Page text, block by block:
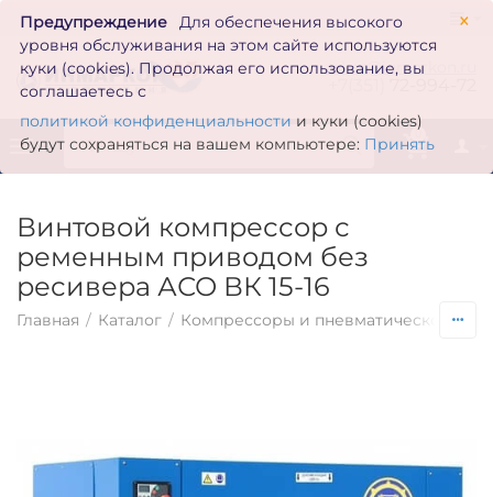
×
Предупреждение
Для обеспечения высокого
уровня обслуживания на этом сайте используются
куки (cookies). Продолжая его использование, вы
соглашаетесь с
политикой конфиденциальности и куки (cookies)
будут сохраняться на вашем компьютере: Принять
zakaz@inmarkon.ru
0
Винтовой компрессор с
ременным приводом без
ресивера АСО ВК 15-16
Главная / Каталог / Компрессоры и пневматическое